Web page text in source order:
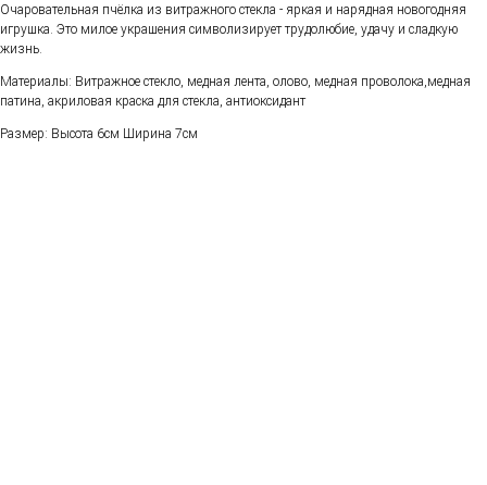
Очаровательная пчёлка из витражного стекла - яркая и нарядная новогодняя
игрушка. Это милое украшения символизирует трудолюбие, удачу и сладкую
жизнь.
Материалы: Витражное стекло, медная лента, олово, медная проволока,медная
патина, акриловая краска для стекла, антиоксидант
Размер: Высота 6см Ширина 7см